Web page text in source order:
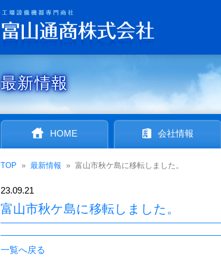
最新情報
HOME 会社情報
TOP » 最新情報 » 富山市秋ケ島に移転しました。
23.09.21
富山市秋ケ島に移転しました。
一覧へ戻る